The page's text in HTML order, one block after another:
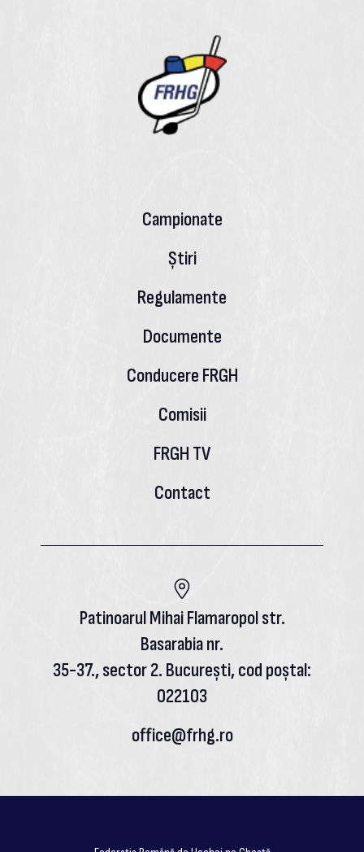
Campionate
Știri
Regulamente
Documente
Conducere FRGH
Comisii
FRGH TV
Contact
Patinoarul Mihai Flamaropol str.
Basarabia nr.
35-37., sector 2. București, cod poștal:
022103
office@frhg.ro